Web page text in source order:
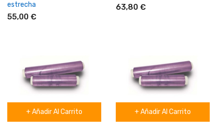
estrecha
55,00 €
63,80 €
+ Añadir Al Carrito + Añadir Al Carrito